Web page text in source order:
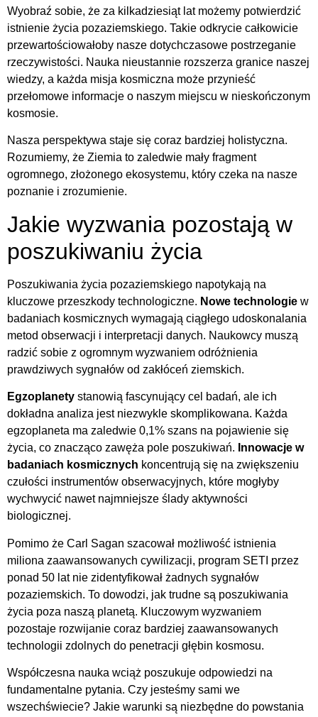
Wyobraź sobie, że za kilkadziesiąt lat możemy potwierdzić
istnienie życia pozaziemskiego. Takie odkrycie całkowicie
przewartościowałoby nasze dotychczasowe postrzeganie
rzeczywistości. Nauka nieustannie rozszerza granice naszej
wiedzy, a każda misja kosmiczna może przynieść
przełomowe informacje o naszym miejscu w nieskończonym
kosmosie.
Nasza perspektywa staje się coraz bardziej holistyczna.
Rozumiemy, że Ziemia to zaledwie mały fragment
ogromnego, złożonego ekosystemu, który czeka na nasze
poznanie i zrozumienie.
Jakie wyzwania pozostają w
poszukiwaniu życia
Poszukiwania życia pozaziemskiego napotykają na
kluczowe przeszkody technologiczne. Nowe technologie w
badaniach kosmicznych wymagają ciągłego udoskonalania
metod obserwacji i interpretacji danych. Naukowcy muszą
radzić sobie z ogromnym wyzwaniem odróżnienia
prawdziwych sygnałów od zakłóceń ziemskich.
Egzoplanety stanowią fascynujący cel badań, ale ich
dokładna analiza jest niezwykle skomplikowana. Każda
egzoplaneta ma zaledwie 0,1% szans na pojawienie się
życia, co znacząco zawęża pole poszukiwań. Innowacje w
badaniach kosmicznych koncentrują się na zwiększeniu
czułości instrumentów obserwacyjnych, które mogłyby
wychwycić nawet najmniejsze ślady aktywności
biologicznej.
Pomimo że Carl Sagan szacował możliwość istnienia
miliona zaawansowanych cywilizacji, program SETI przez
ponad 50 lat nie zidentyfikował żadnych sygnałów
pozaziemskich. To dowodzi, jak trudne są poszukiwania
życia poza naszą planetą. Kluczowym wyzwaniem
pozostaje rozwijanie coraz bardziej zaawansowanych
technologii zdolnych do penetracji głębin kosmosu.
Współczesna nauka wciąż poszukuje odpowiedzi na
fundamentalne pytania. Czy jesteśmy sami we
wszechświecie? Jakie warunki są niezbędne do powstania